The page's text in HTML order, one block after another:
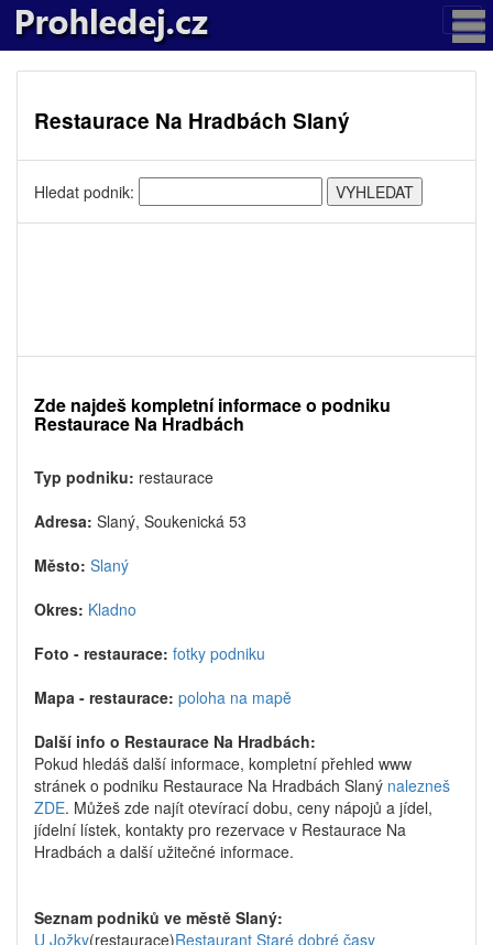
Restaurace Na Hradbách Slaný
Hledat podnik:
Zde najdeš kompletní informace o podniku
Restaurace Na Hradbách
Typ podniku: restaurace
Adresa: Slaný, Soukenická 53
Město: Slaný
Okres: Kladno
Foto - restaurace: fotky podniku
Mapa - restaurace: poloha na mapě
Další info o Restaurace Na Hradbách:
Pokud hledáš další informace, kompletní přehled www
stránek o podniku Restaurace Na Hradbách Slaný nalezneš
ZDE. Můžeš zde najít otevírací dobu, ceny nápojů a jídel,
jídelní lístek, kontakty pro rezervace v Restaurace Na
Hradbách a další užitečné informace.
Seznam podniků ve městě Slaný:
U Jožky(restaurace)Restaurant Staré dobré časy